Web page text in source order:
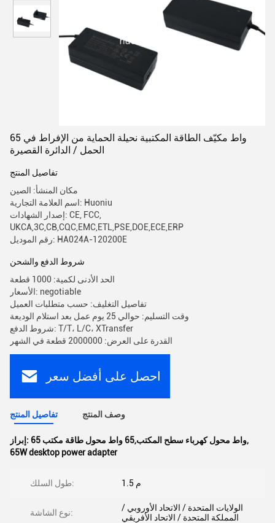
65 واط مكيّف الطاقة المكتبية نحيلة الحماية من الإفراط في
الحمل / الدائرة القصيرة
تفاصيل المنتج
مكان المنشأ: الصين
اسم العلامة التجارية: Huoniu
إصدار الشهادات: CE, FCC,
UKCA,3C,CB,CQC,EMC,ETL,PSE,DOE,ECE,ERP
رقم الموديل: HA024A-120200E
شروط الدفع والشحن
الحد الأدنى لكمية: 1000 قطعة
الأسعار: negotiable
تفاصيل التغليف: حسب متطلبات العميل
وقت التسليم: حوالي 25 يوم عمل بعد استلام الوديعة
شروط الدفع: T/T، L/C، XTransfer
القدرة على العرض: 2000000 قطعة في الشهر
احصل على أفضل سعر
تفاصيل المنتج وصف المنتج
إبراز: 65 واط محول كهرباء سطح المكتب,65 واط محول طاقة مكتب,
65W desktop power adapter
طول السلك: 1.5 م
نوع الشاشة:
الولايات المتحدة / الاتحاد الأوروبي /
المملكة المتحدة / الاتحاد الأفريقي